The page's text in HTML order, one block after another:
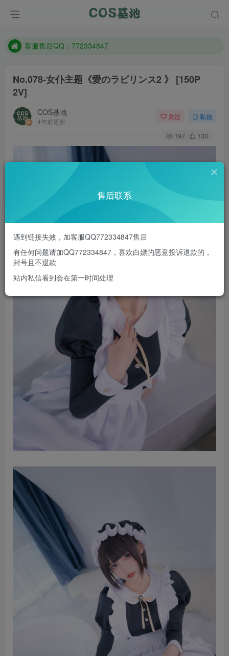
防失联：百度搜索《一七天佳》，实时查看最新站点。
遇到任何问题加客服QQ：772334847
No.078-女仆主题《愛のラビリンス2 》 [150P
2V]
COS基地
4年前更新
关注 私信
197 130
售后联系
遇到链接失效，加客服QQ772334847售后
有任何问题请加QQ772334847，喜欢白嫖的恶意投诉退款的，
封号且不退款
站内私信看到会在第一时间处理